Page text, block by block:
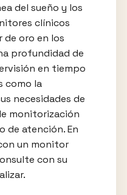
del sueño y los
clínicos
de oro en los
profundidad de
en tiempo
como la
necesidades de
monitorización
de atención. En
un monitor
con su